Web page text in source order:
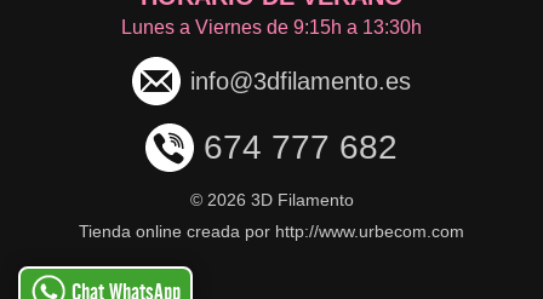
Lunes a Viernes de 9:15h a 13:30h
info@3dfilamento.es
674 777 682
©2026 3D Filamento
Tienda online creada por http://www.urbecom.com
Chat WhatsApp